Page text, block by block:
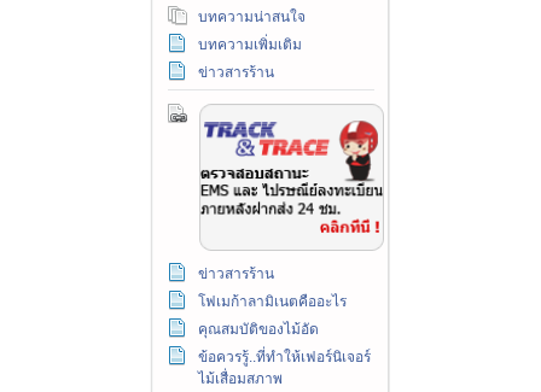
บทความน่าสนใจ
บทความเพิ่มเติม
ข่าวสารร้าน
ข่าวสารร้าน
โฟเมก้าลามิเนตคืออะไร
คุณสมบัติของไม้อัด
ข้อควรรู้..ที่ทำให้เฟอร์นิเจอร์
ไม้เสื่อมสภาพ